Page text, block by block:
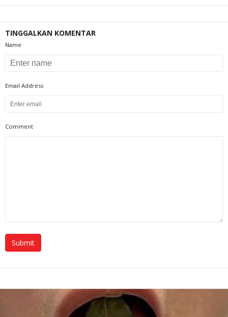
TINGGALKAN KOMENTAR
Name
Email Address
Comment